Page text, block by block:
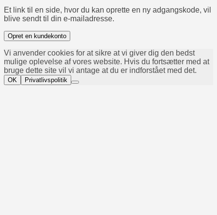
Et link til en side, hvor du kan oprette en ny adgangskode, vil
blive sendt til din e-mailadresse.
Opret en kundekonto
Vi anvender cookies for at sikre at vi giver dig den bedst
mulige oplevelse af vores website. Hvis du fortsætter med at
bruge dette site vil vi antage at du er indforstået med det.
OK Privatlivspolitik